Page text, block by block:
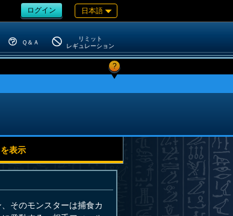
ログイン 日本語
Ｑ＆Ａ
リミット
レギュレーション
?
表示
そのモンスターは捕食カ